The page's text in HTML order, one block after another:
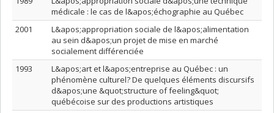
médicale : le cas de l&apos;échographie au Québec
2001
L&apos;appropriation sociale de l&apos;alimentation
au sein d&apos;un projet de mise en marché
socialement différenciée
1993
L&apos;art et l&apos;entreprise au Québec : un
phénomène culturel? De quelques éléments discursifs
d&apos;une &quot;structure of feeling&quot;
québécoise sur des productions artistiques